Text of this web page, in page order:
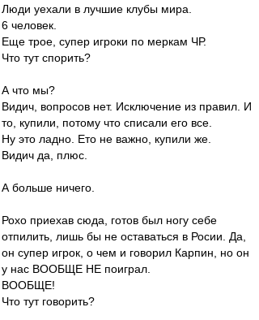
Люди уехали в лучшие клубы мира.
6 человек.
Еще трое, супер игроки по меркам ЧР.
Что тут спорить?
А что мы?
Видич, вопросов нет. Исключение из правил. И
то, купили, потому что списали его все.
Ну это ладно. Ето не важно, купили же.
Видич да, плюс.
А больше ничего.
Рохо приехав сюда, готов был ногу себе
отпилить, лишь бы не оставаться в Росии. Да,
он супер игрок, о чем и говорил Карпин, но он
у нас ВООБЩЕ НЕ поиграл.
ВООБЩЕ!
Что тут говорить?